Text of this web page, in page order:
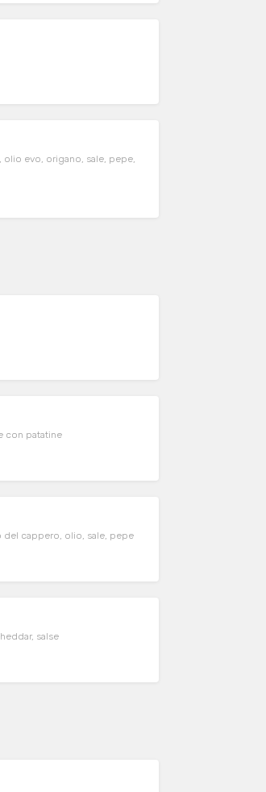
evo, origano, sale, pepe,
con patatine
del cappero, olio, sale, pepe
salse